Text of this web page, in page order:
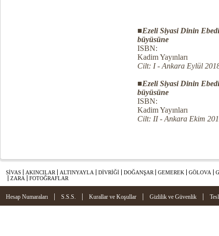
■Ezeli Siyasi Dinin
büyüsüne
ISBN:
Kadim Yayınları
Cilt: I - Ankara Eylül
■Ezeli Siyasi Dinin
büyüsüne
ISBN:
Kadim Yayınları
Cilt: II - Ankara Ekim
SİVAS AKINCILAR ALTINYAYLA DİVRİĞİ DOĞANŞAR GEMEREK GÖLOVA
ZARA
FOTOĞRAFLAR
Hesap Numaraları | S.S.S. | Kurallar ve Koşullar | Gizlilik ve Güvenlik |